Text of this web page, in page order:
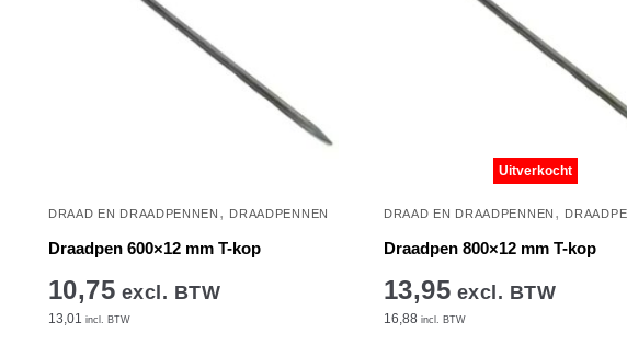
DRAAD EN DRAADPENNEN , DRAADPENNEN
Draadpen 600×12 mm T-kop
10,75 excl. BTW
13,01 incl. BTW
Uitverkocht
DRAAD EN DRAADPENNEN ,
Draadpen 800×12 mm T-kop
13,95 excl. BTW
16,88 incl. BTW